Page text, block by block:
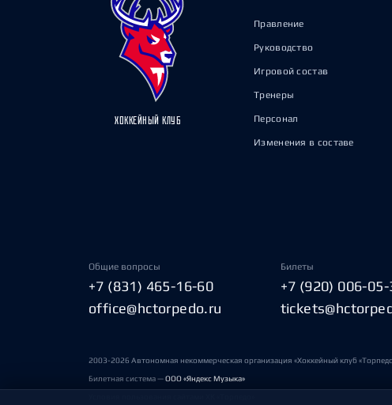
ХОККЕЙНЫЙ КЛУБ
Правление
Руководство
Игровой состав
Тренеры
Персонал
Изменения в составе
Общие вопросы
+7 (831) 465-16-60
office@hctorpedo.ru
Билеты
+7 (920) 006-05-
2003-2026 Автономная некоммерческая организация «Хоккейный клуб
Билетная система —ООО «Яндекс Музыка»